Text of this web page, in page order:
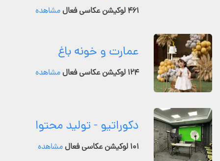
۴۶۱ لوکیشن عکاسی فعال مشاهده
عمارت و خونه باغ
۱۲۴ لوکیشن عکاسی فعال مشاهده
دکوراتیو - تولید محتوا
۱۰۱ لوکیشن عکاسی فعال مشاهده